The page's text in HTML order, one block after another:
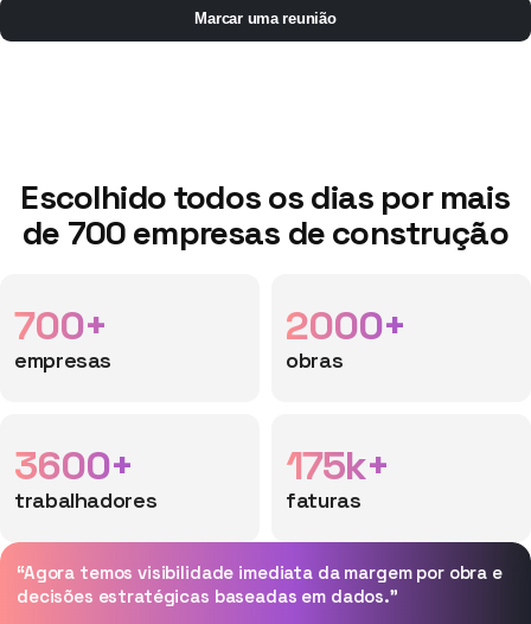
Marcar uma reunião
Escolhido todos os dias por mais
de 700 empresas de construção
700+
empresas
2000+
obras
3600+
trabalhadores
175k+
faturas
“Agora temos visibilidade imediata da margem por obra e
decisões estratégicas baseadas em dados.”